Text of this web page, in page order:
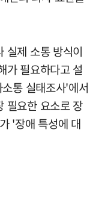
실제 소통 방식이
가 필요하다고 설
통 실태조사'에서
필요한 요소로 장
'장애 특성에 대